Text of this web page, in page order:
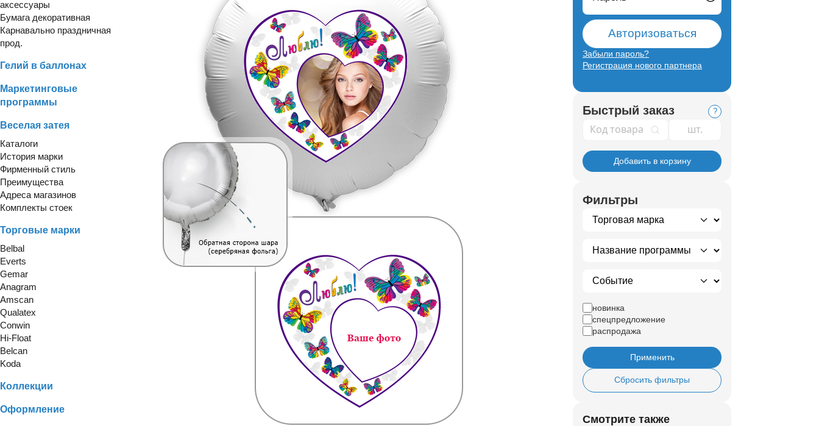
аксессуары
Бумага декоративная
Карнавально праздничная
прод.
Гелий в баллонах
Маркетинговые
программы
Веселая затея
Каталоги
История марки
Фирменный стиль
Преимущества
Адреса магазинов
Комплекты стоек
Торговые марки
Belbal
Everts
Gemar
Anagram
Amscan
Qualatex
Conwin
Hi-Float
Belcan
Koda
Коллекции
Оформление
Авторизоваться
Забыли пароль?
Регистрация нового партнера
Быстрый заказ ?
Код товара
Добавить в корзину
Фильтры
новинка
спецпредложение
распродажа
Применить
Сбросить фильтры
Смотрите также